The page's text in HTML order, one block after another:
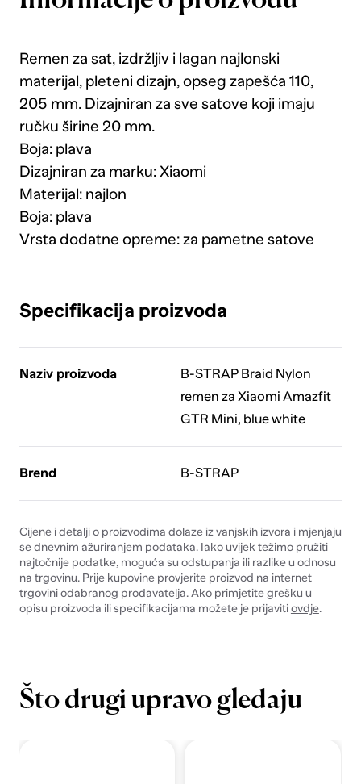
Remen za sat, izdržljiv i lagan najlonski
materijal, pleteni dizajn, opseg zapešća 110,
205 mm. Dizajniran za sve satove koji imaju
ručku širine 20 mm.
Boja: plava
Dizajniran za marku: Xiaomi
Materijal: najlon
Boja: plava
Vrsta dodatne opreme: za pametne satove
Specifikacija proizvoda
Naziv proizvoda
B-STRAP Braid Nylon
remen za Xiaomi Amazfit
GTR Mini, blue white
Brend B-STRAP
Cijene i detalji o proizvodima dolaze iz vanjskih izvora i mjenjaju
se dnevnim ažuriranjem podataka. Iako uvijek težimo pružiti
najtočnije podatke, moguća su odstupanja ili razlike u odnosu
na trgovinu. Prije kupovine provjerite proizvod na internet
trgovini odabranog prodavatelja. Ako primjetite grešku u
opisu proizvoda ili specifikacijama možete je prijavitiovdje.
Što drugi upravo gledaju